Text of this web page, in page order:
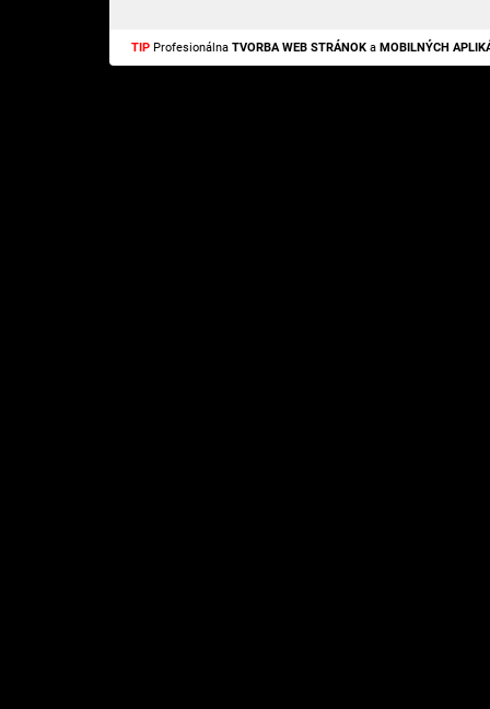
TIP Profesionálna TVORBA WEB STRÁNOK a MOBILNÝCH